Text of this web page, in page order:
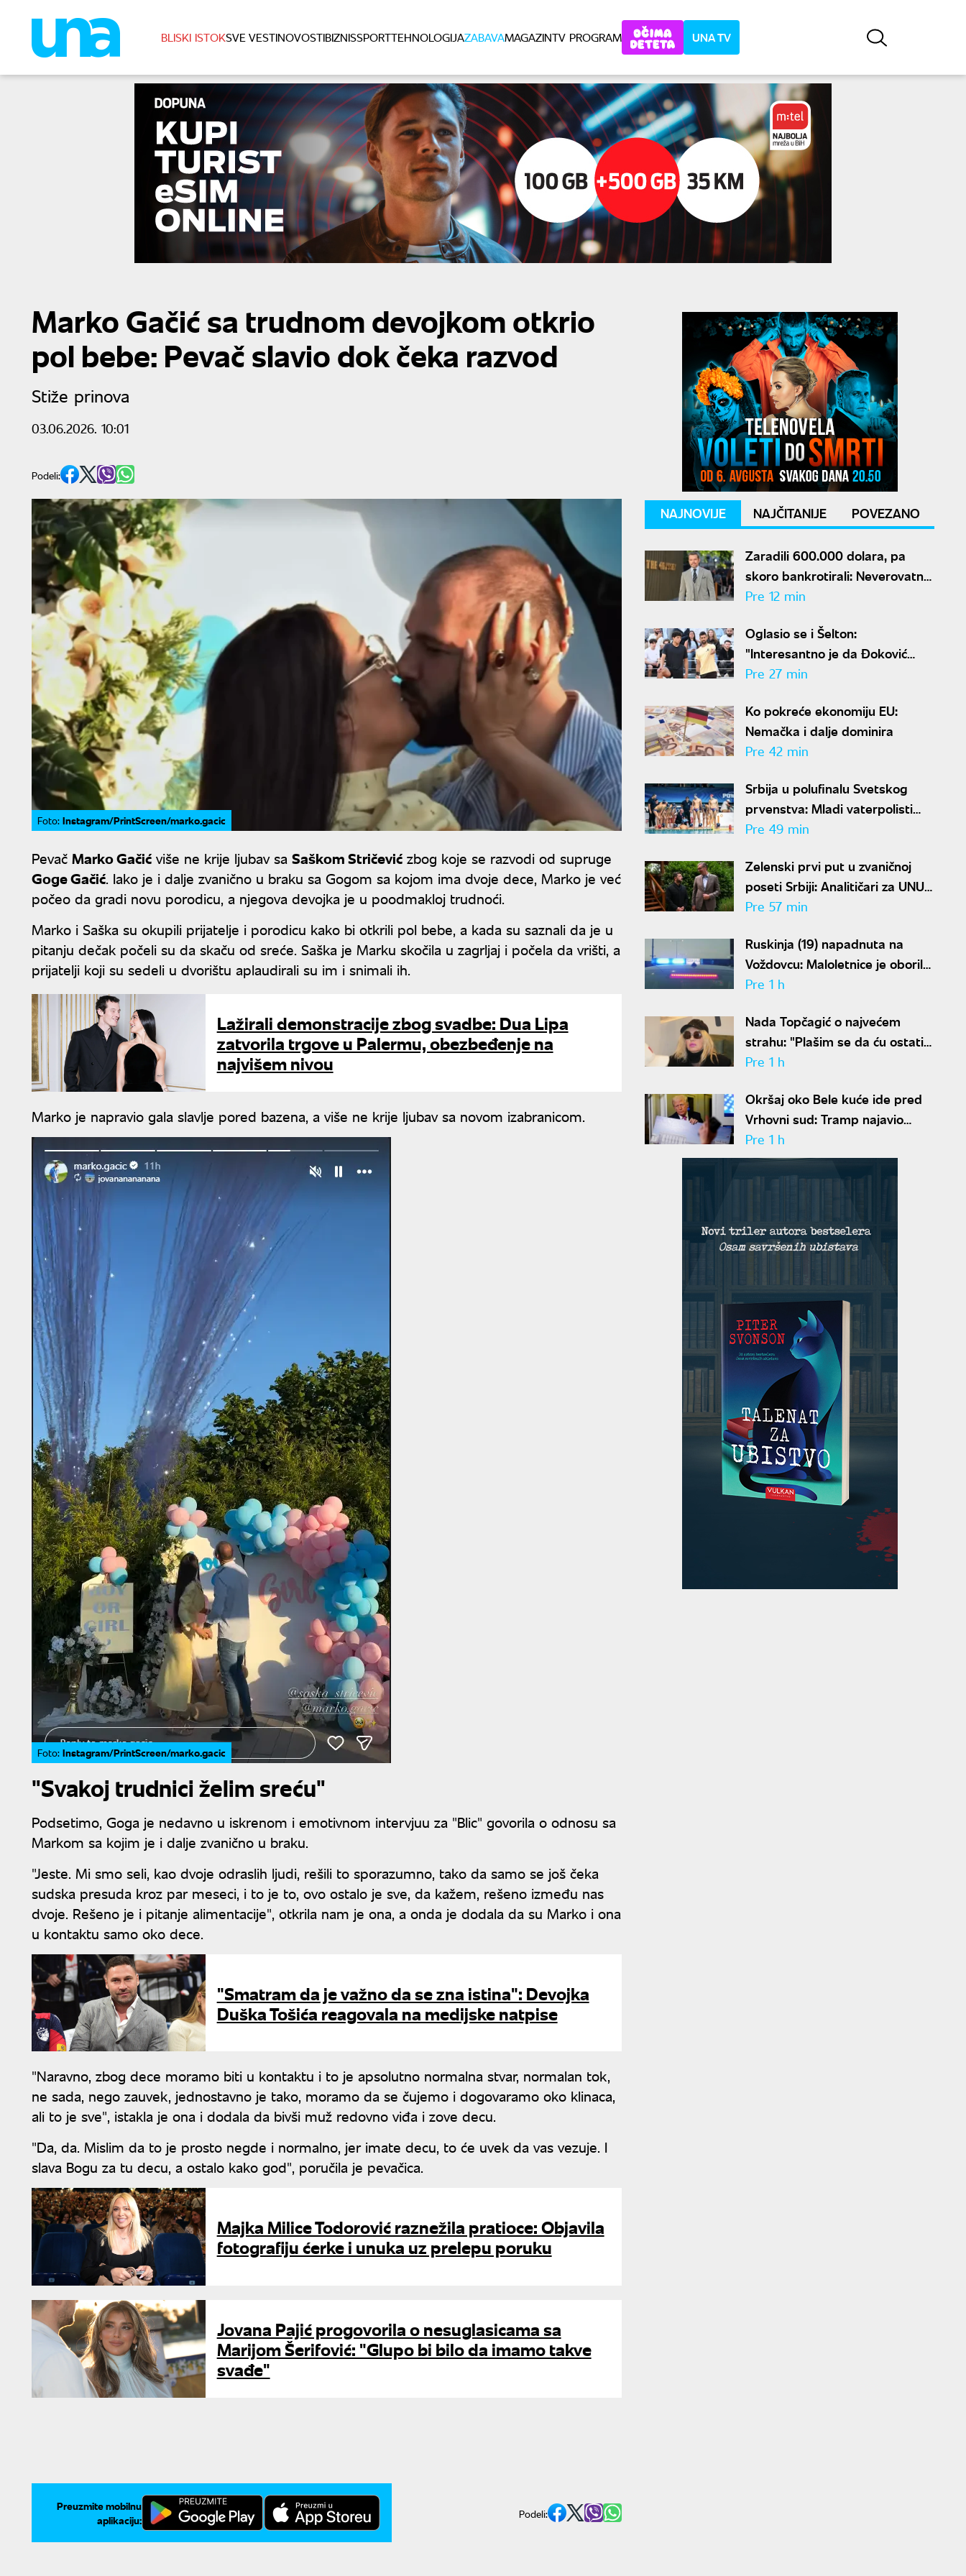
BLISKI ISTOKSVE VESTINOVOSTIBIZNISSPORTTEHNOLOGIJAZABAVAMAGAZINTV PROGRAM UNA TV
Marko Gačić sa trudnom devojkom otkrio
pol bebe: Pevač slavio dok čeka razvod
Stiže prinova
03.06.2026. 10:01
Podeli:
Foto: Instagram/PrintScreen/marko.gacic
Pevač Marko Gačić više ne krije ljubav sa Saškom Stričević zbog koje se razvodi od supruge
Goge Gačić. Iako je i dalje zvanično u braku sa Gogom sa kojom ima dvoje dece, Marko je već
počeo da gradi novu porodicu, a njegova devojka je u poodmakloj trudnoći.
Marko i Saška su okupili prijatelje i porodicu kako bi otkrili pol bebe, a kada su saznali da je u
pitanju dečak počeli su da skaču od sreće. Saška je Marku skočila u zagrljaj i počela da vrišti, a
prijatelji koji su sedeli u dvorištu aplaudirali su im i snimali ih.
Lažirali demonstracije zbog svadbe: Dua Lipa
zatvorila trgove u Palermu, obezbeđenje na
najvišem nivou
Marko je napravio gala slavlje pored bazena, a više ne krije ljubav sa novom izabranicom.
Foto: Instagram/PrintScreen/marko.gacic
"Svakoj trudnici želim sreću"
Podsetimo, Goga je nedavno u iskrenom i emotivnom intervjuu za "Blic" govorila o odnosu sa
Markom sa kojim je i dalje zvanično u braku.
"Jeste. Mi smo seli, kao dvoje odraslih ljudi, rešili to sporazumno, tako da samo se još čeka
sudska presuda kroz par meseci, i to je to, ovo ostalo je sve, da kažem, rešeno između nas
dvoje. Rešeno je i pitanje alimentacije", otkrila nam je ona, a onda je dodala da su Marko i ona
u kontaktu samo oko dece.
"Smatram da je važno da se zna istina": Devojka
Duška Tošića reagovala na medijske natpise
"Naravno, zbog dece moramo biti u kontaktu i to je apsolutno normalna stvar, normalan tok,
ne sada, nego zauvek, jednostavno je tako, moramo da se čujemo i dogovaramo oko klinaca,
ali to je sve", istakla je ona i dodala da bivši muž redovno viđa i zove decu.
"Da, da. Mislim da to je prosto negde i normalno, jer imate decu, to će uvek da vas vezuje. I
slava Bogu za tu decu, a ostalo kako god", poručila je pevačica.
Majka Milice Todorović raznežila pratioce: Objavila
fotografiju ćerke i unuka uz prelepu poruku
Jovana Pajić progovorila o nesuglasicama sa
Marijom Šerifović: "Glupo bi bilo da imamo takve
svađe"
Preuzmite mobilnu
aplikaciju:
Podeli:
NAJNOVIJE NAJČITANIJE POVEZANO
Zaradili 600.000 dolara, pa
skoro bankrotirali: Neverovatna
ispovest Meta Dejmona o paklu
Pre 12 min
Oglasio se i Šelton:
"Interesantno je da Đoković
predlaže skraćenje mečeva..."
Pre 27 min
Ko pokreće ekonomiju EU:
Nemačka i dalje dominira
Pre 42 min
Srbija u polufinalu Svetskog
prvenstva: Mladi vaterpolisti
srušili Brazil, sada ih čeka
Pre 49 min
Zelenski prvi put u zvaničnoj
poseti Srbiji: Analitičari za UNU
objašnjavaju šta donosi susret u
Moskva
Pre 57 min
Ruskinja (19) napadnuta na
Voždovcu: Maloletnice je oborile
i tukle zbog ranca
Pre 1 h
Nada Topčagić o najvećem
strahu: "Plašim se da ću ostati
sama u grobu"
Pre 1 h
Okršaj oko Bele kuće ide pred
Vrhovni sud: Tramp najavio
žalbu nakon što su mu blokirani
radovi
Pre 1 h